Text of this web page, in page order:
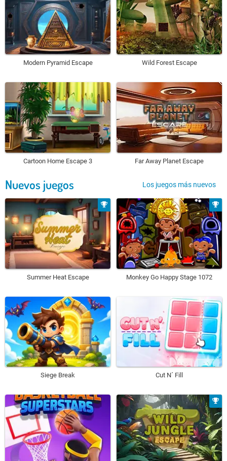
Modern Pyramid Escape Wild Forest Escape
Cartoon Home Escape 3 Far Away Planet Escape
Nuevos juegos Los juegos más nuevos
Summer Heat Escape Monkey Go Happy Stage 1072
Siege Break Cut N´ Fill